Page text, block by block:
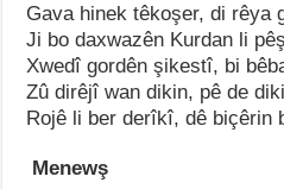
Gava hinek têkoşer, di rêya
Ji bo daxwazên Kurdan li
Xwedî gordên şikestî, bi
Zû dirêjî wan dikin, pê de
Rojê li ber derîkî, dê biçêrin
Menewş